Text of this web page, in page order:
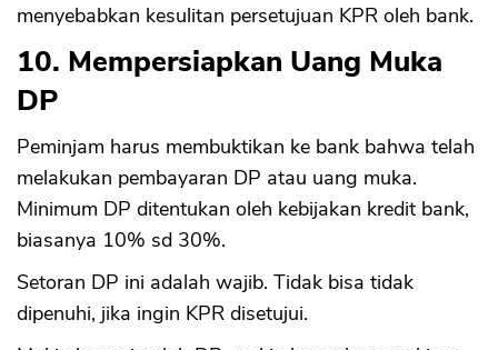
menyebabkan kesulitan persetujuan KPR oleh bank.
10. Mempersiapkan Uang Muka
DP
Peminjam harus membuktikan ke bank bahwa telah
melakukan pembayaran DP atau uang muka.
Minimum DP ditentukan oleh kebijakan kredit bank,
biasanya 10% sd 30%.
Setoran DP ini adalah wajib. Tidak bisa tidak
dipenuhi, jika ingin KPR disetujui.